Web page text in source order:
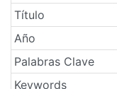
Título
Año
Palabras Clave
Keywords